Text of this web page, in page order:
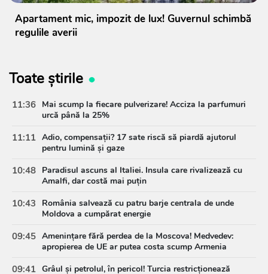
Apartament mic, impozit de lux! Guvernul schimbă
regulile averii
Toate știrile
11:36 Mai scump la fiecare pulverizare! Acciza la parfumuri
urcă până la 25%
11:11 Adio, compensații? 17 sate riscă să piardă ajutorul
pentru lumină și gaze
10:48 Paradisul ascuns al Italiei. Insula care rivalizează cu
Amalfi, dar costă mai puțin
10:43
România salvează cu patru barje centrala de unde
Moldova a cumpărat energie
09:45 Amenințare fără perdea de la Moscova! Medvedev:
apropierea de UE ar putea costa scump Armenia
09:41 Grâul și petrolul, în pericol! Turcia restricționează